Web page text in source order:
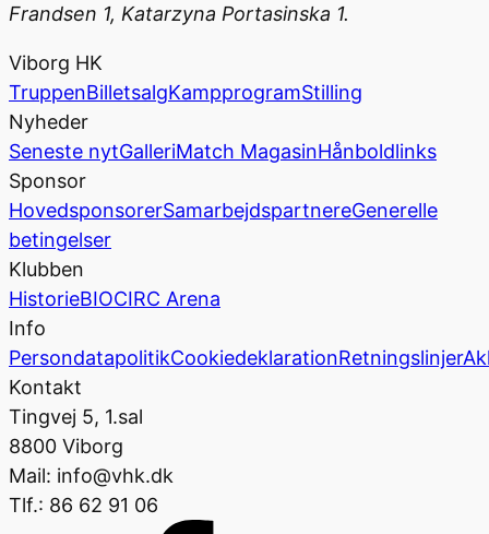
Frandsen 1, Katarzyna Portasinska 1.
Viborg HK
TruppenBilletsalgKampprogramStilling
Nyheder
Seneste nytGalleriMatch MagasinHånboldlinks
Sponsor
HovedsponsorerSamarbejdspartnereGenerelle
betingelser
Klubben
HistorieBIOCIRC Arena
Info
PersondatapolitikCookiedeklarationRetningslinjer
Kontakt
Tingvej 5, 1.sal
8800 Viborg
Mail: info@vhk.dk
Tlf.: 86 62 91 06